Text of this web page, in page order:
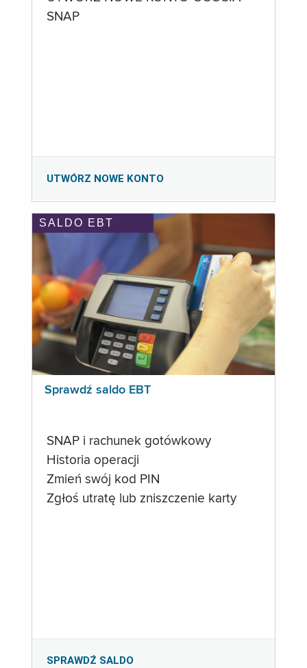
SNAP
UTWÓRZ NOWE KONTO
SALDO EBT
Sprawdź saldo EBT
SNAP i rachunek gotówkowy
Historia operacji
Zmień swój kod PIN
Zgłoś utratę lub zniszczenie karty
SPRAWDŹ SALDO